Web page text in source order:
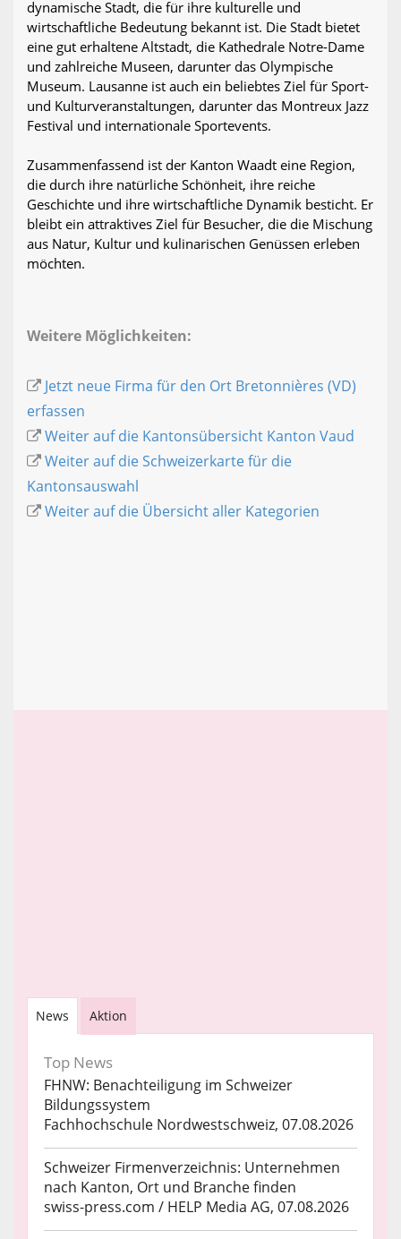
dynamische Stadt, die für ihre kulturelle und
wirtschaftliche Bedeutung bekannt ist. Die Stadt bietet
eine gut erhaltene Altstadt, die Kathedrale Notre-Dame
und zahlreiche Museen, darunter das Olympische
Museum. Lausanne ist auch ein beliebtes Ziel für Sport-
und Kulturveranstaltungen, darunter das Montreux Jazz
Festival und internationale Sportevents.
Zusammenfassend ist der Kanton Waadt eine Region,
die durch ihre natürliche Schönheit, ihre reiche
Geschichte und ihre wirtschaftliche Dynamik besticht. Er
bleibt ein attraktives Ziel für Besucher, die die Mischung
aus Natur, Kultur und kulinarischen Genüssen erleben
möchten.
Weitere Möglichkeiten:
Jetzt neue Firma für den Ort Bretonnières (VD)
erfassen
Weiter auf die Kantonsübersicht Kanton Vaud
Weiter auf die Schweizerkarte für die
Kantonsauswahl
Weiter auf die Übersicht aller Kategorien
News Aktion
Top News
FHNW: Benachteiligung im Schweizer
Bildungssystem
Fachhochschule Nordwestschweiz, 07.08.2026
Schweizer Firmenverzeichnis: Unternehmen
nach Kanton, Ort und Branche finden
swiss-press.com / HELP Media AG, 07.08.2026